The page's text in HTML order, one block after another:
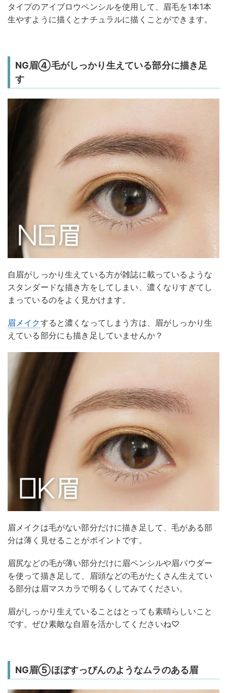
タイプのアイブロウペンシルを使用して、眉毛を1本1本
生やすように描くとナチュラルに描くことができます。
NG眉④毛がしっかり生えている部分に描き足
す
自眉がしっかり生えている方が雑誌に載っているような
スタンダードな描き方をしてしまい、濃くなりすぎてし
まっているのをよく見かけます。
眉メイクすると濃くなってしまう方は、眉がしっかり生
えている部分にも描き足していませんか？
眉メイクは毛がない部分だけに描き足して、毛がある部
分は薄く見せることがポイントです。
眉尻などの毛が薄い部分だけに眉ペンシルや眉パウダー
を使って描き足して、眉頭などの毛がたくさん生えてい
る部分は眉マスカラで明るくしてみてください。
眉がしっかり生えていることはとっても素晴らしいこと
です。ぜひ素敵な自眉を活かしてくださいね♡
NG眉⑤ほぼすっぴんのようなムラのある眉